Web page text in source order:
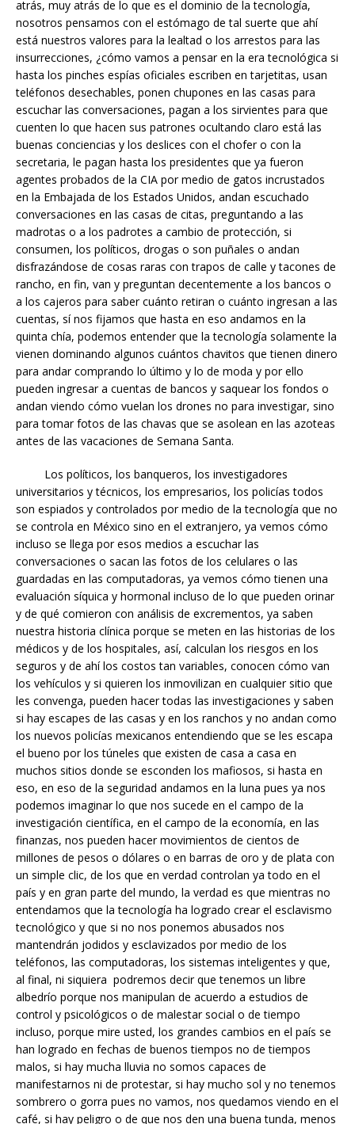
atrás, muy atrás de lo que es el dominio de la tecnología,
nosotros pensamos con el estómago de tal suerte que ahí
está nuestros valores para la lealtad o los arrestos para las
insurrecciones, ¿cómo vamos a pensar en la era tecnológica si
hasta los pinches espías oficiales escriben en tarjetitas, usan
teléfonos desechables, ponen chupones en las casas para
escuchar las conversaciones, pagan a los sirvientes para que
cuenten lo que hacen sus patrones ocultando claro está las
buenas conciencias y los deslices con el chofer o con la
secretaria, le pagan hasta los presidentes que ya fueron
agentes probados de la CIA por medio de gatos incrustados
en la Embajada de los Estados Unidos, andan escuchado
conversaciones en las casas de citas, preguntando a las
madrotas o a los padrotes a cambio de protección, si
consumen, los políticos, drogas o son puñales o andan
disfrazándose de cosas raras con trapos de calle y tacones de
rancho, en fin, van y preguntan decentemente a los bancos o
a los cajeros para saber cuánto retiran o cuánto ingresan a las
cuentas, sí nos fijamos que hasta en eso andamos en la
quinta chía, podemos entender que la tecnología solamente la
vienen dominando algunos cuántos chavitos que tienen dinero
para andar comprando lo último y lo de moda y por ello
pueden ingresar a cuentas de bancos y saquear los fondos o
andan viendo cómo vuelan los drones no para investigar, sino
para tomar fotos de las chavas que se asolean en las azoteas
antes de las vacaciones de Semana Santa.
Los políticos, los banqueros, los investigadores
universitarios y técnicos, los empresarios, los policías todos
son espiados y controlados por medio de la tecnología que no
se controla en México sino en el extranjero, ya vemos cómo
incluso se llega por esos medios a escuchar las
conversaciones o sacan las fotos de los celulares o las
guardadas en las computadoras, ya vemos cómo tienen una
evaluación síquica y hormonal incluso de lo que pueden orinar
y de qué comieron con análisis de excrementos, ya saben
nuestra historia clínica porque se meten en las historias de los
médicos y de los hospitales, así, calculan los riesgos en los
seguros y de ahí los costos tan variables, conocen cómo van
los vehículos y si quieren los inmovilizan en cualquier sitio que
les convenga, pueden hacer todas las investigaciones y saben
si hay escapes de las casas y en los ranchos y no andan como
los nuevos policías mexicanos entendiendo que se les escapa
el bueno por los túneles que existen de casa a casa en
muchos sitios donde se esconden los mafiosos, si hasta en
eso, en eso de la seguridad andamos en la luna pues ya nos
podemos imaginar lo que nos sucede en el campo de la
investigación científica, en el campo de la economía, en las
finanzas, nos pueden hacer movimientos de cientos de
millones de pesos o dólares o en barras de oro y de plata con
un simple clic, de los que en verdad controlan ya todo en el
país y en gran parte del mundo, la verdad es que mientras no
entendamos que la tecnología ha logrado crear el esclavismo
tecnológico y que si no nos ponemos abusados nos
mantendrán jodidos y esclavizados por medio de los
teléfonos, las computadoras, los sistemas inteligentes y que,
al final, ni siquiera podremos decir que tenemos un libre
albedrío porque nos manipulan de acuerdo a estudios de
control y psicológicos o de malestar social o de tiempo
incluso, porque mire usted, los grandes cambios en el país se
han logrado en fechas de buenos tiempos no de tiempos
malos, si hay mucha lluvia no somos capaces de
manifestarnos ni de protestar, si hay mucho sol y no tenemos
sombrero o gorra pues no vamos, nos quedamos viendo en el
café, si hay peligro o de que nos den una buena tunda, menos